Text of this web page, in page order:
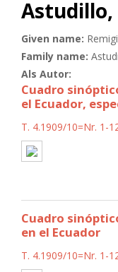
Astudillo,
Given name:
Family name:
Als Autor:
Cuadro
el Ecuador,
T. 4.1909/10=Nr. 1-
Cuadro
en el Ecuador
T. 4.1909/10=Nr. 1-